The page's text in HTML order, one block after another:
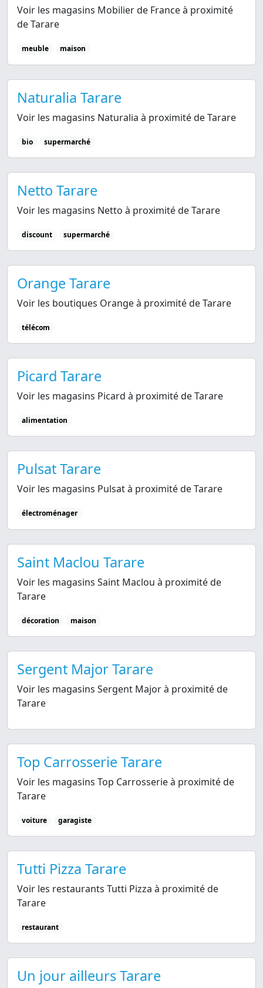
Voir les magasins Mobilier de France à proximité
de Tarare
meuble maison
Naturalia Tarare
Voir les magasins Naturalia à proximité de Tarare
bio supermarché
Netto Tarare
Voir les magasins Netto à proximité de Tarare
discount supermarché
Orange Tarare
Voir les boutiques Orange à proximité de Tarare
télécom
Picard Tarare
Voir les magasins Picard à proximité de Tarare
alimentation
Pulsat Tarare
Voir les magasins Pulsat à proximité de Tarare
électroménager
Saint Maclou Tarare
Voir les magasins Saint Maclou à proximité de
Tarare
décoration maison
Sergent Major Tarare
Voir les magasins Sergent Major à proximité de
Tarare
Top Carrosserie Tarare
Voir les magasins Top Carrosserie à proximité de
Tarare
voiture garagiste
Tutti Pizza Tarare
Voir les restaurants Tutti Pizza à proximité de
Tarare
restaurant
Un jour ailleurs Tarare